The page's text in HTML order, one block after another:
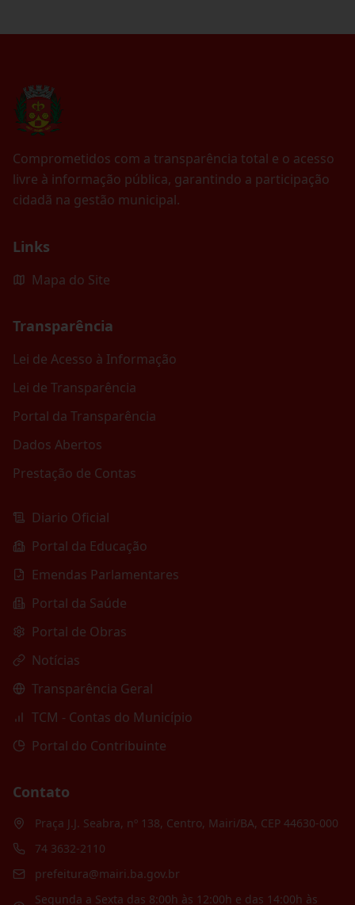
Comprometidos com a transparência total e o acesso
livre à informação pública, garantindo a participação
cidadã na gestão municipal.
Links
Mapa do Site
Transparência
Lei de Acesso à Informação
Lei de Transparência
Portal da Transparência
Dados Abertos
Prestação de Contas
Diario Oficial
Portal da Educação
Emendas Parlamentares
Portal da Saúde
Portal de Obras
Notícias
Transparência Geral
TCM - Contas do Município
Portal do Contribuinte
Contato
Praça J.J. Seabra, nº 138, Centro, Mairi/BA, CEP 44630-000
74 3632-2110
prefeitura@mairi.ba.gov.br
Segunda a Sexta das 8:00h às 12:00h e das 14:00h às